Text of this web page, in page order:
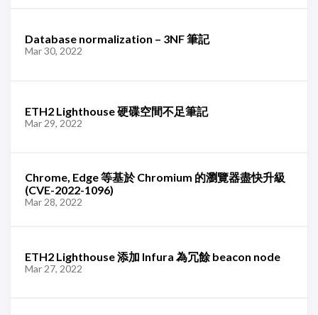
Database normalization – 3NF 筆記
Mar 30, 2022
ETH2 Lighthouse 硬碟空間不足筆記
Mar 29, 2022
Chrome, Edge 等基於 Chromium 的瀏覽器盡快升級
(CVE-2022-1096)
Mar 28, 2022
ETH2 Lighthouse 添加 Infura 為冗餘 beacon node
Mar 27, 2022